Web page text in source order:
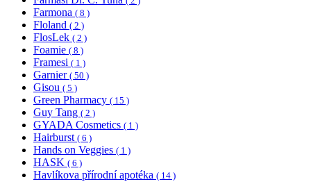
Farmona ( 8 )
Floland ( 2 )
FlosLek ( 2 )
Foamie ( 8 )
Framesi ( 1 )
Garnier ( 50 )
Gisou ( 5 )
Green Pharmacy ( 15 )
Guy Tang ( 2 )
GYADA Cosmetics ( 1 )
Hairburst ( 6 )
Hands on Veggies ( 1 )
HASK ( 6 )
Havlíkova přírodní apotéka ( 14 )